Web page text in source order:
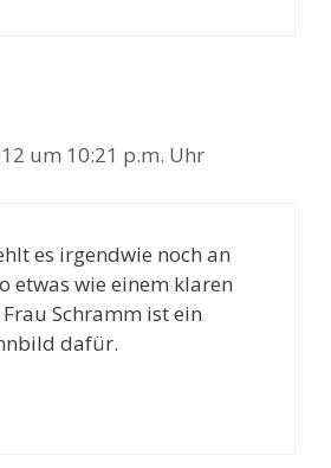
um 10:21 p.m. Uhr
es irgendwie noch an
etwas wie einem klaren
Schramm ist ein
dafür.